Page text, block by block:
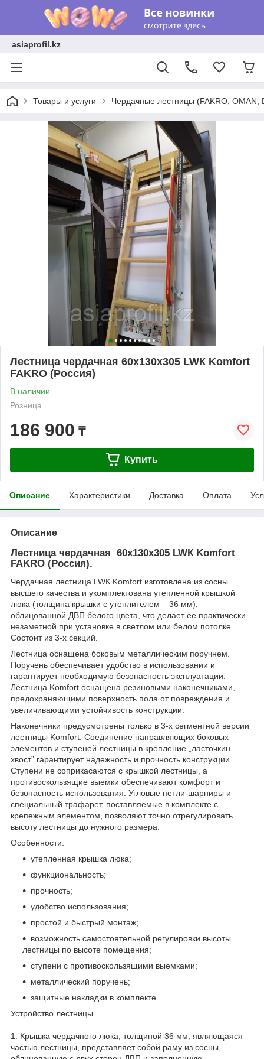
asiaprofil.kz
Товары и услуги Чердачные лестницы (FAKRO, OMAN,
Лестница чердачная 60x130x305 LWК Komfort
FAKRO (Россия)
В наличии
Розница
186 900 ₸
Купить
Описание Характеристики Доставка Оплата
Описание
Лестница чердачная 60x130x305 LWК Komfort
FAKRO (Россия).
Чердачная лестница LWК Komfort изготовлена из сосны
высшего качества и укомплектована утепленной крышкой
люка (толщина крышки с утеплителем – 36 мм),
облицованной ДВП белого цвета, что делает ее практически
незаметной при установке в светлом или белом потолке.
Состоит из 3-х секций.
Лестница оснащена боковым металлическим поручнем.
Поручень обеспечивает удобство в использовании и
гарантирует необходимую безопасность эксплуатации.
Лестница Komfort оснащена резиновыми наконечниками,
предохраняющими поверхность пола от повреждения и
увеличивающими устойчивость конструкции.
Наконечники предусмотрены только в 3-х сегментной версии
лестницы Komfort. Соединение направляющих боковых
элементов и ступеней лестницы в крепление „ласточкин
хвост” гарантирует надежность и прочность конструкции.
Ступени не соприкасаются с крышкой лестницы, а
противоскользящие выемки обеспечивают комфорт и
безопасность использования. Угловые петли-шарниры и
специальный трафарет, поставляемые в комплекте с
крепежным элементом, позволяют точно отрегулировать
высоту лестницы до нужного размера.
Особенности:
утепленная крышка люка;
функциональность;
прочность;
удобство использования;
простой и быстрый монтаж;
возможность самостоятельной регулировки высоты
лестницы по высоте помещения;
ступени с противоскользящими выемками;
металлический поручень;
защитные накладки в комплекте.
Устройство лестницы
1. Крышка чердачного люка, толщиной 36 мм, являющаяся
частью лестницы, представляет собой раму из сосны,